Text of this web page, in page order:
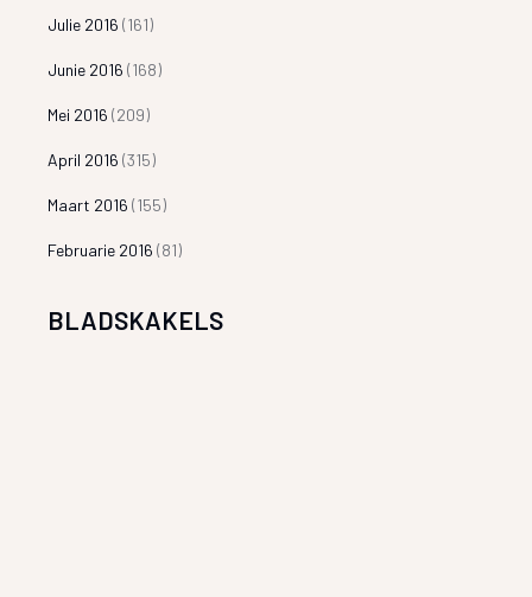
Julie 2016 (161)
Junie 2016 (168)
Mei 2016 (209)
April 2016 (315)
Maart 2016 (155)
Februarie 2016 (81)
BLADSKAKELS